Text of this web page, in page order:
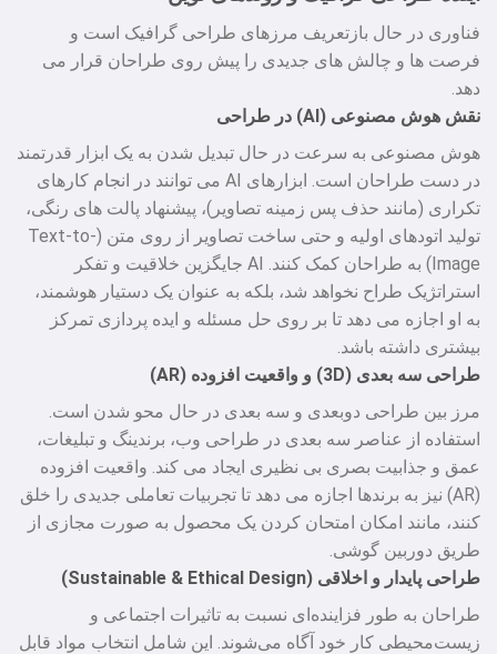
فناوری در حال بازتعریف مرزهای طراحی گرافیک است و
فرصت‌ ها و چالش‌ های جدیدی را پیش روی طراحان قرار می‌
دهد.
نقش هوش مصنوعی (AI) در طراحی
هوش مصنوعی به سرعت در حال تبدیل شدن به یک ابزار قدرتمند
در دست طراحان است. ابزارهای AI می‌ توانند در انجام کارهای
تکراری (مانند حذف پس‌ زمینه تصاویر)، پیشنهاد پالت‌ های رنگی،
تولید اتودهای اولیه و حتی ساخت تصاویر از روی متن (Text-to-
Image) به طراحان کمک کنند. AI جایگزین خلاقیت و تفکر
استراتژیک طراح نخواهد شد، بلکه به عنوان یک دستیار هوشمند،
به او اجازه می‌ دهد تا بر روی حل مسئله و ایده‌ پردازی تمرکز
بیشتری داشته باشد.
طراحی سه‌ بعدی (3D) و واقعیت افزوده (AR)
مرز بین طراحی دوبعدی و سه‌ بعدی در حال محو شدن است.
استفاده از عناصر سه‌ بعدی در طراحی وب، برندینگ و تبلیغات،
عمق و جذابیت بصری بی‌ نظیری ایجاد می‌ کند. واقعیت افزوده
(AR) نیز به برندها اجازه می‌ دهد تا تجربیات تعاملی جدیدی را خلق
کنند، مانند امکان امتحان کردن یک محصول به صورت مجازی از
طریق دوربین گوشی.
طراحی پایدار و اخلاقی (Sustainable & Ethical Design)
طراحان به طور فزاینده‌ای نسبت به تاثیرات اجتماعی و
زیست‌محیطی کار خود آگاه می‌شوند. این شامل انتخاب مواد قابل